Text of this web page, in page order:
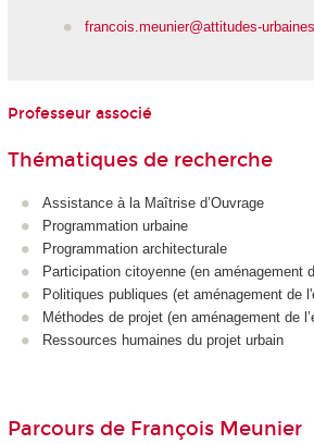
francois.meunier@attitudes-
Professeur associé
Thématiques de recherche
Assistance à la Maîtrise d’Ouvrage
Programmation urbaine
Programmation architecturale
Participation citoyenne (en aménagement
Politiques publiques (et aménagement de
Méthodes de projet (en aménagement de
Ressources humaines du projet urbain
Parcours de François Meunier